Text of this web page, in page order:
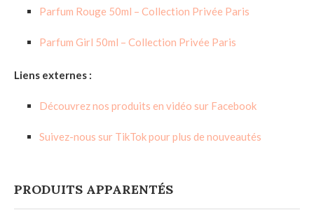
Parfum Rouge 50ml – Collection Privée Paris
Parfum Girl 50ml – Collection Privée Paris
Liens externes :
Découvrez nos produits en vidéo sur Facebook
Suivez-nous sur TikTok pour plus de nouveautés
PRODUITS APPARENTÉS